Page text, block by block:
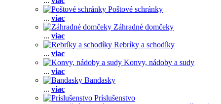
Poštové schránky
... viac
Záhradné domčeky
... viac
Rebríky a schodíky
... viac
Konvy, nádoby a sudy
... viac
Bandasky
... viac
Príslušenstvo